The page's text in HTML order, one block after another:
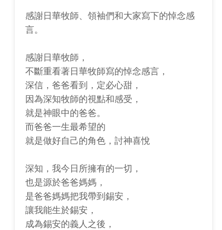
感謝日華牧師、領袖們和大家寫下的悼念感
言。
感謝日華牧師，
不斷重看著日華牧師寫的悼念感言，
深信，爸爸看到，定必心甜，
因為深知牧師的視點和感受，
就是神眼中的爸爸。
而爸爸一生最希望的
就是做好自己的角色，討神喜悅
深知，我今日所擁有的一切，
也是源於爸爸媽媽，
是爸爸媽媽把我帶到錫安，
讓我能生於錫安，
成為錫安的義人之後，